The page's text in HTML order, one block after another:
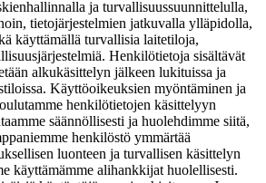
ja turvallisuussuunnittelulla,
tietojärjestelmien jatkuvalla ylläpidolla,
käyttämällä turvallisia laitetiloja,
Henkilötietoja sisältävät
alkukäsittelyn jälkeen lukituissa ja
Käyttöoikeuksien myöntäminen ja
henkilötietojen käsittelyyn
säännöllisesti ja huolehdimme siitä,
henkilöstö ymmärtää
luonteen ja turvallisen käsittelyn
käyttämämme alihankkijat huolellisesti.